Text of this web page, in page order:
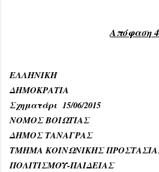
Απόφαση 4
ΕΛΛΗΝΙΚΗ
Σχηματάρι 15/06/2015
ΝΟΜΟΣ ΒΟΙΩΤΙΑΣ
ΔΗΜΟΣ ΤΑΝΑΓΡΑΣ
ΤΜΗΜΑ ΚΟΙΝΩΝΙΚΗΣ
ΠΟΛΙΤΙΣΜΟΥ-ΠΑΙΔΕΙΑΣ